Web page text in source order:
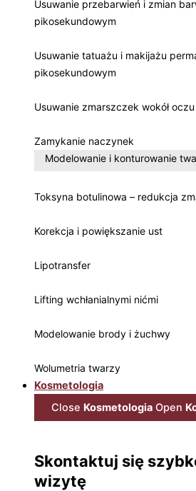
Usuwanie przebarwień i zmian
pikosekundowym
Usuwanie tatuażu i makijażu
pikosekundowym
Usuwanie zmarszczek wokół
Zamykanie naczynek
Modelowanie i konturowanie
Toksyna botulinowa – redukcja
Korekcja i powiększanie ust
Lipotransfer
Lifting wchłanialnymi nićmi
Modelowanie brody i żuchwy
Wolumetria twarzy
Kosmetologia
Close Kosmetologia Open
Skontaktuj się
wizytę